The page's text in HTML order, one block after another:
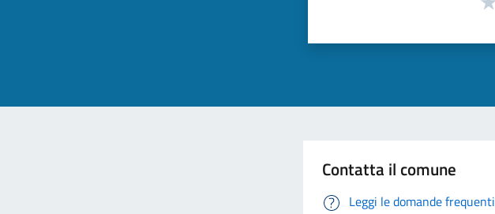
Contatta il comune
Leggi le domande frequenti